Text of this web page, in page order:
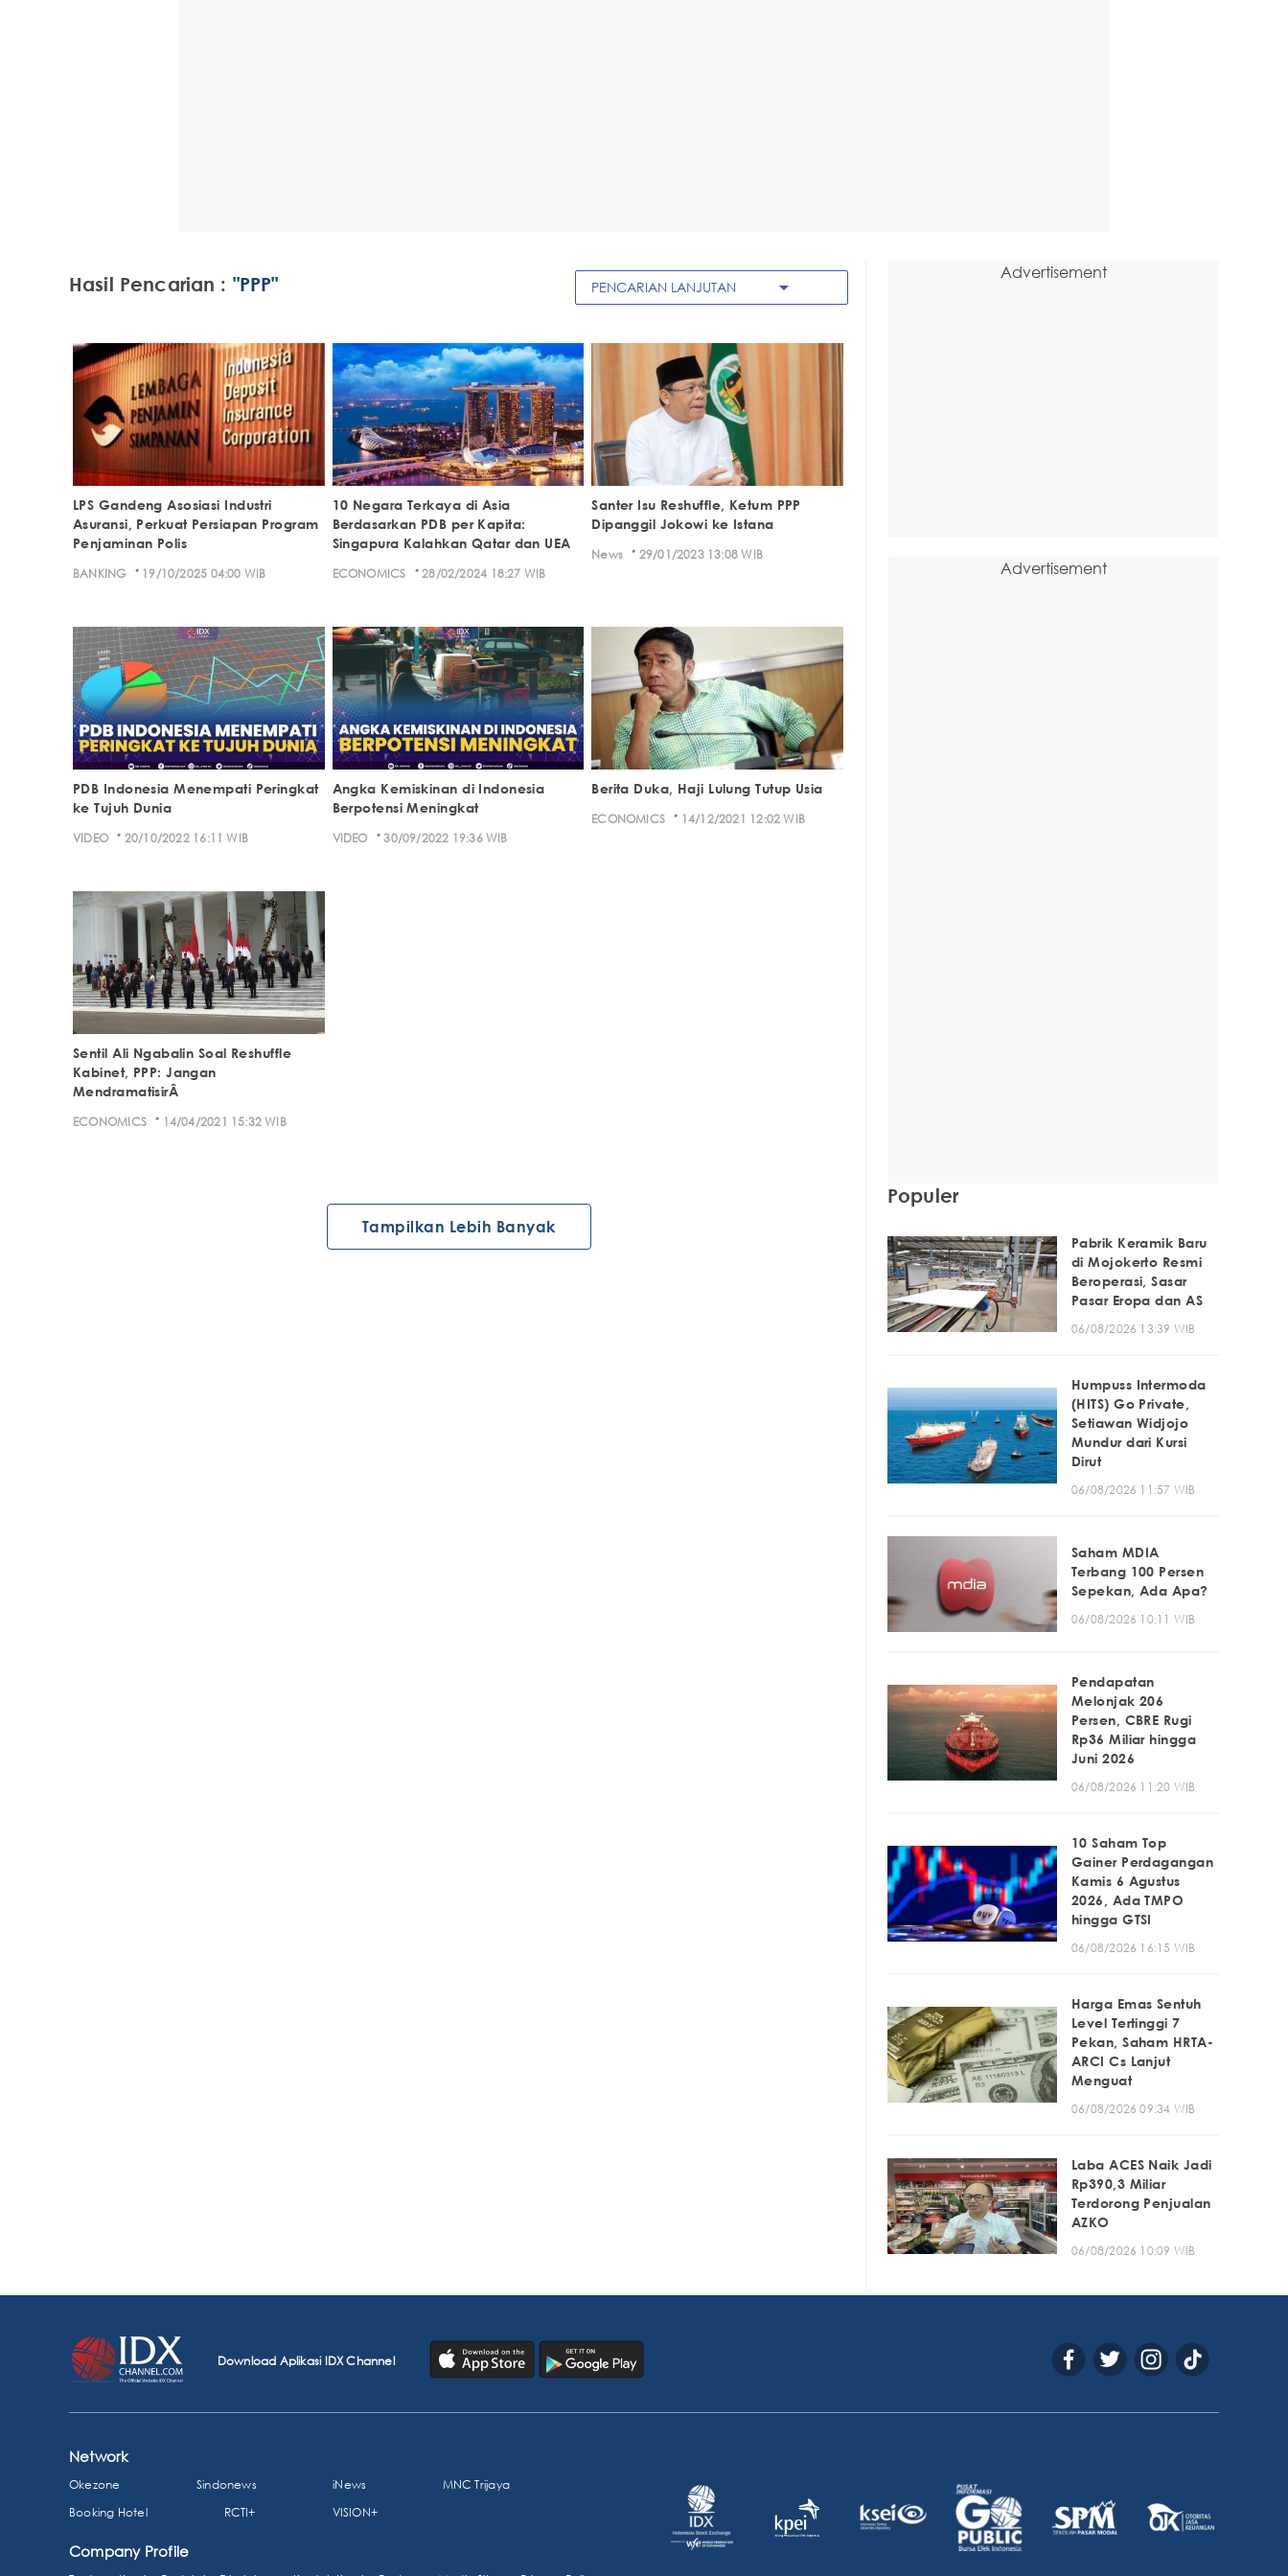
Hasil Pencarian : "PPP" PENCARIAN LANJUTAN arrow_drop_down
LPS Gandeng Asosiasi Industri
Asuransi, Perkuat Persiapan Program
Penjaminan Polis
BANKING · 19/10/2025 04:00 WIB
10 Negara Terkaya di Asia
Berdasarkan PDB per Kapita:
Singapura Kalahkan Qatar dan UEA
ECONOMICS · 28/02/2024 18:27 WIB
Santer Isu Reshuffle, Ketum PPP
Dipanggil Jokowi ke Istana
News · 29/01/2023 13:08 WIB
PDB Indonesia Menempati Peringkat
ke Tujuh Dunia
VIDEO · 20/10/2022 16:11 WIB
Angka Kemiskinan di Indonesia
Berpotensi Meningkat
VIDEO · 30/09/2022 19:36 WIB
Berita Duka, Haji Lulung Tutup Usia
ECONOMICS · 14/12/2021 12:02 WIB
Sentil Ali Ngabalin Soal Reshuffle
Kabinet, PPP: Jangan
MendramatisirÂ
ECONOMICS · 14/04/2021 15:32 WIB
Tampilkan Lebih Banyak
Advertisement
Advertisement
Populer
Pabrik Keramik Baru
di Mojokerto Resmi
Beroperasi, Sasar
Pasar Eropa dan AS
06/08/2026 13:39 WIB
Humpuss Intermoda
(HITS) Go Private,
Setiawan Widjojo
Mundur dari Kursi
Dirut
06/08/2026 11:57 WIB
Saham MDIA
Terbang 100 Persen
Sepekan, Ada Apa?
06/08/2026 10:11 WIB
Pendapatan
Melonjak 206
Persen, CBRE Rugi
Rp36 Miliar hingga
Juni 2026
06/08/2026 11:20 WIB
10 Saham Top
Gainer Perdagangan
Kamis 6 Agustus
2026, Ada TMPO
hingga GTSI
06/08/2026 16:15 WIB
Harga Emas Sentuh
Level Tertinggi 7
Pekan, Saham HRTA-
ARCI Cs Lanjut
Menguat
06/08/2026 09:34 WIB
Laba ACES Naik Jadi
Rp390,3 Miliar
Terdorong Penjualan
AZKO
06/08/2026 10:09 WIB
Download Aplikasi IDX Channel
Network
Okezone Sindonews iNews
MNC Trijaya
Booking Hotel
RCTI+ VISION+
Company Profile